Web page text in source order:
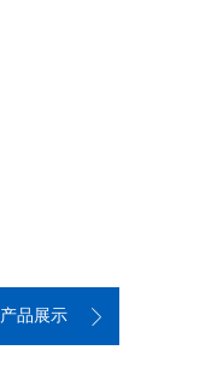
产品展示